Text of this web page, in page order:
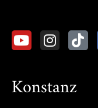
Konstanz